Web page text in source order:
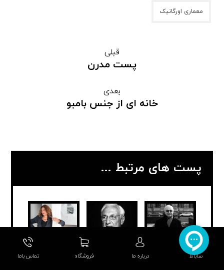
معماری اورگانیک
قبلی
پست مدرن
بعدی
خانه ای از جنس بامبو
پست های مرتبط ...
ساباط درباره ما فروشگاه تماس باما